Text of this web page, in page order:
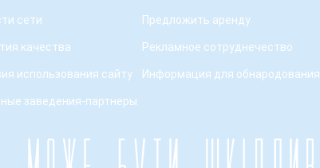
сети
качества
использования сайту
заведения-партнеры
Предложить аренду
Рекламное сотруднечество
Информация для обнародования